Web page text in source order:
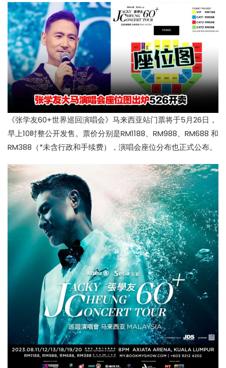
《张学友60+世界巡回演唱会》马来西亚站门票将于5月26日，
早上10时整公开发售。票价分别是RM1188、RM988、RM688 和
RM388（*未含行政和手续费），演唱会座位分布也正式公布。